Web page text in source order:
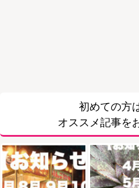
初めての方
オススメ記事を